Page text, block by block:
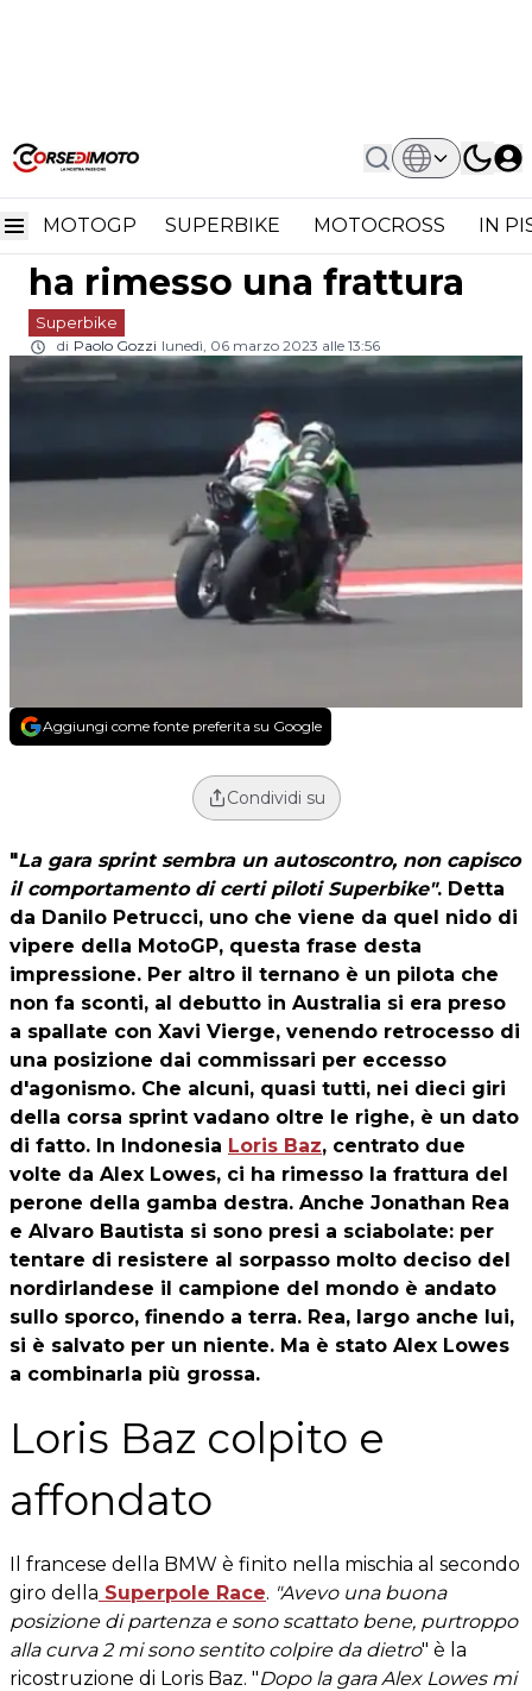
MOTOGP SUPERBIKE MOTOCROSS IN
Home Superbike
Superbike, Ma Che Modo Di Correre
Superbike, Ma che modo
di correre è? Loris Baz ci
ha rimesso una frattura
Superbike
di Paolo Gozzi lunedì, 06 marzo 2023 alle 13:56
Aggiungi come fonte preferita su Google
Condividi su
"La gara sprint sembra un autoscontro, non capisco
il comportamento di certi piloti Superbike". Detta
da Danilo Petrucci, uno che viene da quel nido di
vipere della MotoGP, questa frase desta
impressione. Per altro il ternano è un pilota che
non fa sconti, al debutto in Australia si era preso
a spallate con Xavi Vierge, venendo retrocesso di
una posizione dai commissari per eccesso
d'agonismo. Che alcuni, quasi tutti, nei dieci giri
della corsa sprint vadano oltre le righe, è un dato
di fatto. In Indonesia Loris Baz, centrato due
volte da Alex Lowes, ci ha rimesso la frattura del
perone della gamba destra. Anche Jonathan Rea
e Alvaro Bautista si sono presi a sciabolate: per
tentare di resistere al sorpasso molto deciso del
nordirlandese il campione del mondo è andato
sullo sporco, finendo a terra. Rea, largo anche lui,
si è salvato per un niente. Ma è stato Alex Lowes
a combinarla più grossa.
Loris Baz colpito e
affondato
Il francese della BMW è finito nella mischia al secondo
giro della Superpole Race. "Avevo una buona
posizione di partenza e sono scattato bene, purtroppo
alla curva 2 mi sono sentito colpire da dietro" è la
ricostruzione di Loris Baz. "Dopo la gara Alex Lowes mi